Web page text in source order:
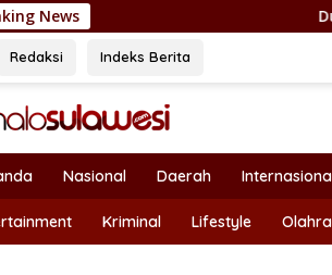
News Dukung Sektor
Redaksi Indeks Berita
Nasional Daerah
Kriminal Lifestyle